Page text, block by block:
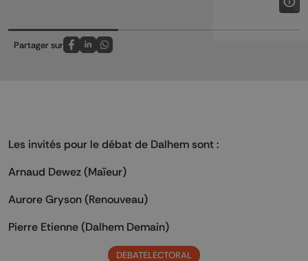
Partager sur
Partagez sur FaceBook
Partagez sur LinkedIn
Partagez sur Whatsapp
Les invités pour le débat de Dalhem sont :
Arnaud Dewez (Maïeur)
Aurore Gryson (Renouveau)
Pierre Etienne (Dalhem Demain)
DEBATELECTORAL